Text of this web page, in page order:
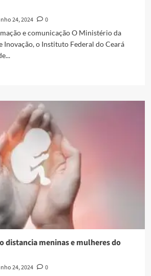
24, 2024
0
e comunicação O Ministério da
Inovação, o Instituto Federal do Ceará
distancia meninas e mulheres do
24, 2024
0